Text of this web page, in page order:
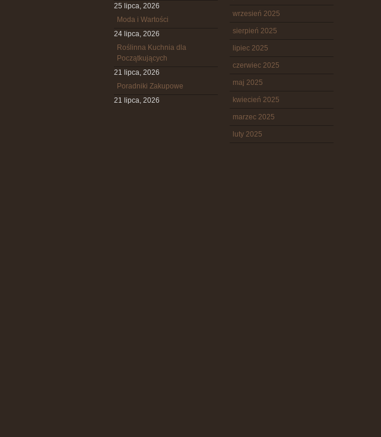
25 lipca, 2026
Moda i Wartości
24 lipca, 2026
Roślinna Kuchnia dla
Początkujących
21 lipca, 2026
Poradniki Zakupowe
21 lipca, 2026
wrzesień 2025
sierpień 2025
lipiec 2025
czerwiec 2025
maj 2025
kwiecień 2025
marzec 2025
luty 2025